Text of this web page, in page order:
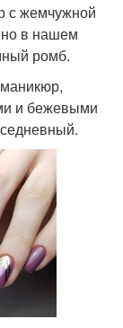
с жемчужной
но в нашем
ромб.
и бежевыми